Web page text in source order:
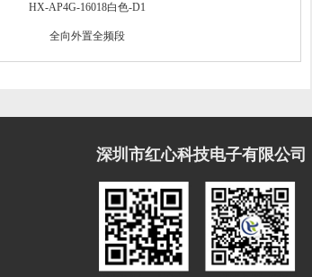
HX-AP4G-16018白色-D1
全向外置全频段
深圳市红心科技电子有限公司